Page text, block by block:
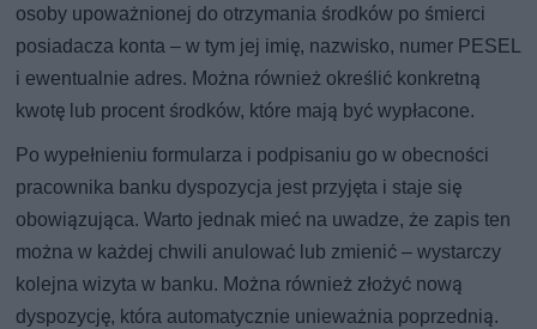
osoby upoważnionej do otrzymania środków po śmierci
posiadacza konta – w tym jej imię, nazwisko, numer PESEL
i ewentualnie adres. Można również określić konkretną
kwotę lub procent środków, które mają być wypłacone.
Po wypełnieniu formularza i podpisaniu go w obecności
pracownika banku dyspozycja jest przyjęta i staje się
obowiązująca. Warto jednak mieć na uwadze, że zapis ten
można w każdej chwili anulować lub zmienić – wystarczy
kolejna wizyta w banku. Można również złożyć nową
dyspozycję, która automatycznie unieważnia poprzednią.